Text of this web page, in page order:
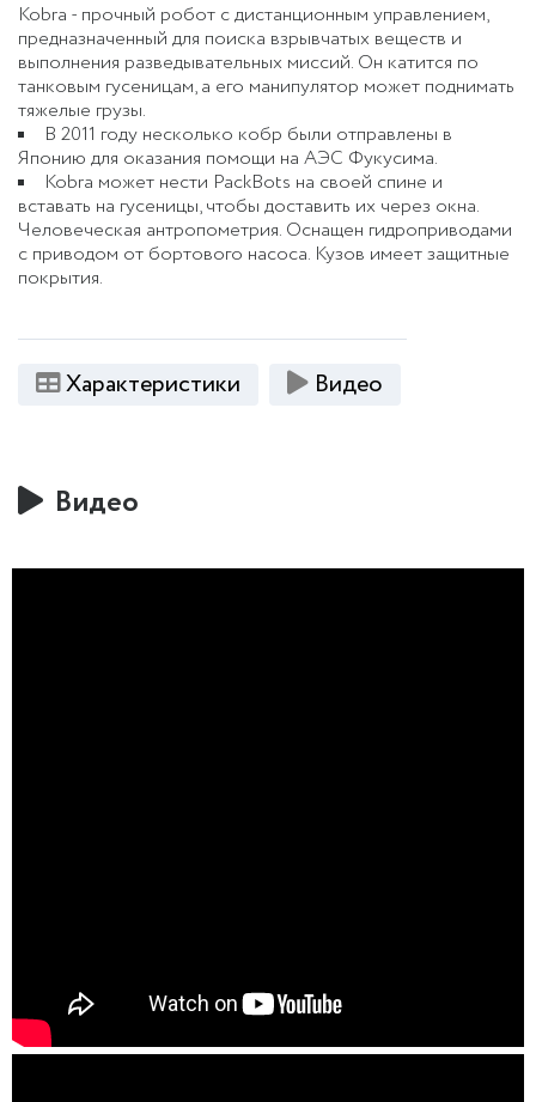
Kobra - прочный робот с дистанционным управлением,
предназначенный для поиска взрывчатых веществ и
выполнения разведывательных миссий. Он катится по
танковым гусеницам, а его манипулятор может поднимать
тяжелые грузы.
В 2011 году несколько кобр были отправлены в
Японию для оказания помощи на АЭС Фукусима.
Kobra может нести PackBots на своей спине и
вставать на гусеницы, чтобы доставить их через окна.
Человеческая антропометрия. Оснащен гидроприводами
с приводом от бортового насоса. Кузов имеет защитные
покрытия.
Характеристики Видео
Видео